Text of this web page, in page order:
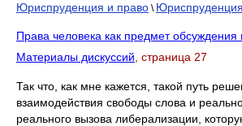
Юриспруденция и право \
Права человека как предмет обсуждения
Материалы дискуссий , страница 27
Так что, как мне кажется, такой путь
взаимодействия свободы слова и
реального вызова либерализации,